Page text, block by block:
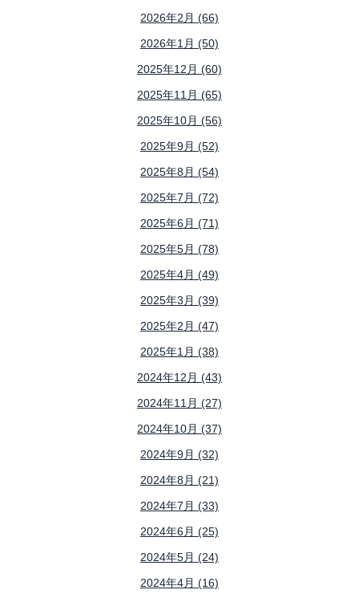
2026年2月 (66)
2026年1月 (50)
2025年12月 (60)
2025年11月 (65)
2025年10月 (56)
2025年9月 (52)
2025年8月 (54)
2025年7月 (72)
2025年6月 (71)
2025年5月 (78)
2025年4月 (49)
2025年3月 (39)
2025年2月 (47)
2025年1月 (38)
2024年12月 (43)
2024年11月 (27)
2024年10月 (37)
2024年9月 (32)
2024年8月 (21)
2024年7月 (33)
2024年6月 (25)
2024年5月 (24)
2024年4月 (16)